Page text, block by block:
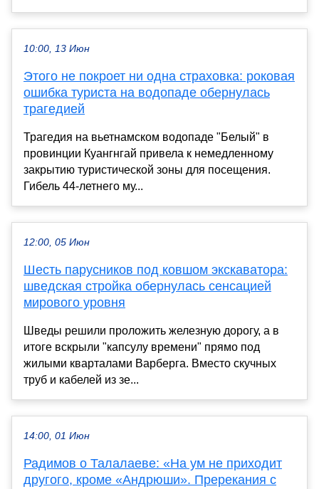
10:00, 13 Июн
Этого не покроет ни одна страховка: роковая
ошибка туриста на водопаде обернулась
трагедией
Трагедия на вьетнамском водопаде "Белый" в
провинции Куангнгай привела к немедленному
закрытию туристической зоны для посещения.
Гибель 44-летнего му...
12:00, 05 Июн
Шесть парусников под ковшом экскаватора:
шведская стройка обернулась сенсацией
мирового уровня
Шведы решили проложить железную дорогу, а в
итоге вскрыли "капсулу времени" прямо под
жилыми кварталами Варберга. Вместо скучных
труб и кабелей из зе...
14:00, 01 Июн
Радимов о Талалаеве: «На ум не приходит
другого, кроме «Андрюши». Пререкания с